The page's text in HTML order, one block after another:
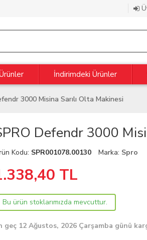
İndirimdeki Ürünler
3000 Misina Sarılı Olta Makinesi
Defendr 3000
Kodu: SPR001078.00130 Marka: Spro
TL
Bu ürün stoklarımızda mevcuttur.
geç 12 Ağustos, 2026 Çarşamba günü